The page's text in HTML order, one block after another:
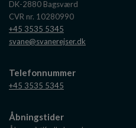
DK-2880 Bagsværd
CVR nr. 10280990
+45 3535 5345
svane@svanerejser.dk
Telefonnummer
+45 3535 5345
Åbningstider